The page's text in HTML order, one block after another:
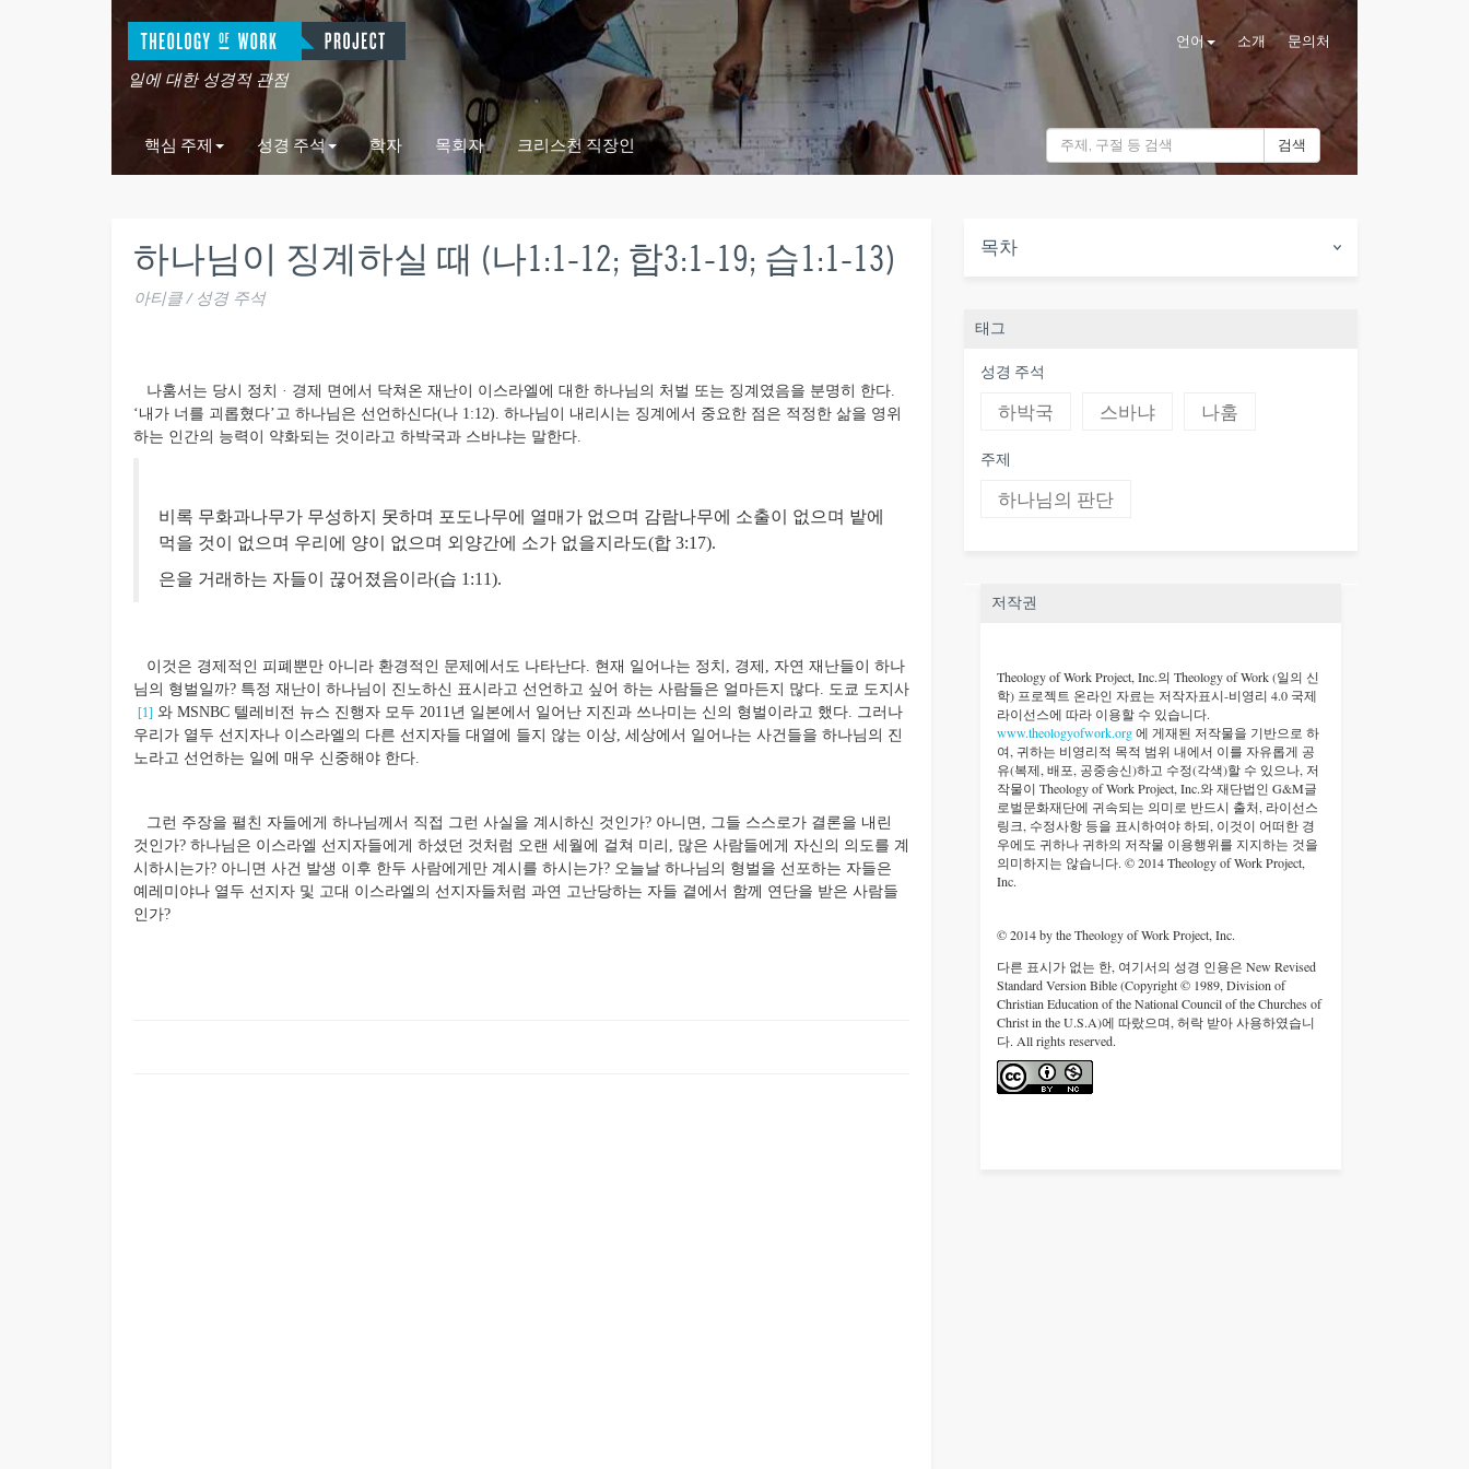
언어 소개 문의처
일에 대한 성경적 관점
검색
핵심 주제 성경 주석 학자 목회자 크리스천 직장인
목차
태그
성경 주석
하박국 스바냐 나훔
주제
하나님의 판단
저작권
Theology of Work Project, Inc.의 Theology of Work (일의 신
학) 프로젝트 온라인 자료는 저작자표시-비영리 4.0 국제
라이선스에 따라 이용할 수 있습니다.
www.theologyofwork.org에 게재된 저작물을 기반으로 하
여, 귀하는 비영리적 목적 범위 내에서 이를 자유롭게 공
유(복제, 배포, 공중송신)하고 수정(각색)할 수 있으나, 저
작물이 Theology of Work Project, Inc.와 재단법인 G&M글
로벌문화재단에 귀속되는 의미로 반드시 출처, 라이선스
링크, 수정사항 등을 표시하여야 하되, 이것이 어떠한 경
우에도 귀하나 귀하의 저작물 이용행위를 지지하는 것을
의미하지는 않습니다. © 2014 Theology of Work Project,
Inc.
© 2014 by the Theology of Work Project, Inc.
다른 표시가 없는 한, 여기서의 성경 인용은 New Revised
Standard Version Bible (Copyright © 1989, Division of
Christian Education of the National Council of the Churches of
Christ in the U.S.A)에 따랐으며, 허락 받아 사용하였습니
다. All rights reserved.
하나님이 징계하실 때 (나1:1-12; 합3:1-19; 습1:1-13)
아티클 / 성경 주석
나훔서는 당시 정치 · 경제 면에서 닥쳐온 재난이 이스라엘에 대한 하나님의 처벌 또는 징계였음을 분명히 한다.
‘내가 너를 괴롭혔다’고 하나님은 선언하신다(나 1:12). 하나님이 내리시는 징계에서 중요한 점은 적정한 삶을 영위
하는 인간의 능력이 약화되는 것이라고 하박국과 스바냐는 말한다.
비록 무화과나무가 무성하지 못하며 포도나무에 열매가 없으며 감람나무에 소출이 없으며 밭에
먹을 것이 없으며 우리에 양이 없으며 외양간에 소가 없을지라도(합 3:17).
은을 거래하는 자들이 끊어졌음이라(습 1:11).
이것은 경제적인 피폐뿐만 아니라 환경적인 문제에서도 나타난다. 현재 일어나는 정치, 경제, 자연 재난들이 하나
님의 형벌일까? 특정 재난이 하나님이 진노하신 표시라고 선언하고 싶어 하는 사람들은 얼마든지 많다. 도쿄 도지사
[1] 와 MSNBC 텔레비전 뉴스 진행자 모두 2011년 일본에서 일어난 지진과 쓰나미는 신의 형벌이라고 했다. 그러나
우리가 열두 선지자나 이스라엘의 다른 선지자들 대열에 들지 않는 이상, 세상에서 일어나는 사건들을 하나님의 진
노라고 선언하는 일에 매우 신중해야 한다.
그런 주장을 펼친 자들에게 하나님께서 직접 그런 사실을 계시하신 것인가? 아니면, 그들 스스로가 결론을 내린
것인가? 하나님은 이스라엘 선지자들에게 하셨던 것처럼 오랜 세월에 걸쳐 미리, 많은 사람들에게 자신의 의도를 계
시하시는가? 아니면 사건 발생 이후 한두 사람에게만 계시를 하시는가? 오늘날 하나님의 형벌을 선포하는 자들은
예레미야나 열두 선지자 및 고대 이스라엘의 선지자들처럼 과연 고난당하는 자들 곁에서 함께 연단을 받은 사람들
인가?